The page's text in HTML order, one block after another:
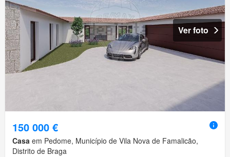
Ver foto
150 000 €
Casa em Pedome, Município de Vila Nova de Famalicão,
Distrito de Braga